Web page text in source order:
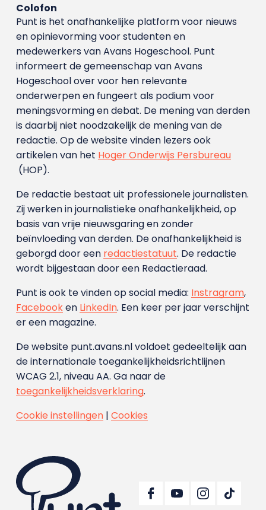
Colofon
Punt is het onafhankelijke platform voor nieuws
en opinievorming voor studenten en
medewerkers van Avans Hoge­school. Punt
informeert de gemeenschap van Avans
Hogeschool over voor hen relevante
onderwerpen en fungeert als podium voor
meningsvorming en debat. De mening van derden
is daarbij niet noodzakelijk de mening van de
redactie. Op de website vinden lezers ook
artikelen van het Hoger Onderwijs Persbureau
(HOP).
De redactie bestaat uit professionele journalisten.
Zij werken in journalistieke onafhankelijkheid, op
basis van vrije nieuwsgaring en zonder
beïnvloeding van derden. De onafhankelijkheid is
geborgd door een redactiestatuut. De redactie
wordt bijgestaan door een Redactieraad.
Punt is ook te vinden op social media: Instragram,
Facebooken LinkedIn. Een keer per jaar verschijnt
er een magazine.
De website punt.avans.nl voldoet gedeeltelijk aan
de internationale toegankelijkheidsrichtlijnen
WCAG 2.1, niveau AA. Ga naar de
toegankelijkheidsverklaring.
Cookie instellingen| Cookies